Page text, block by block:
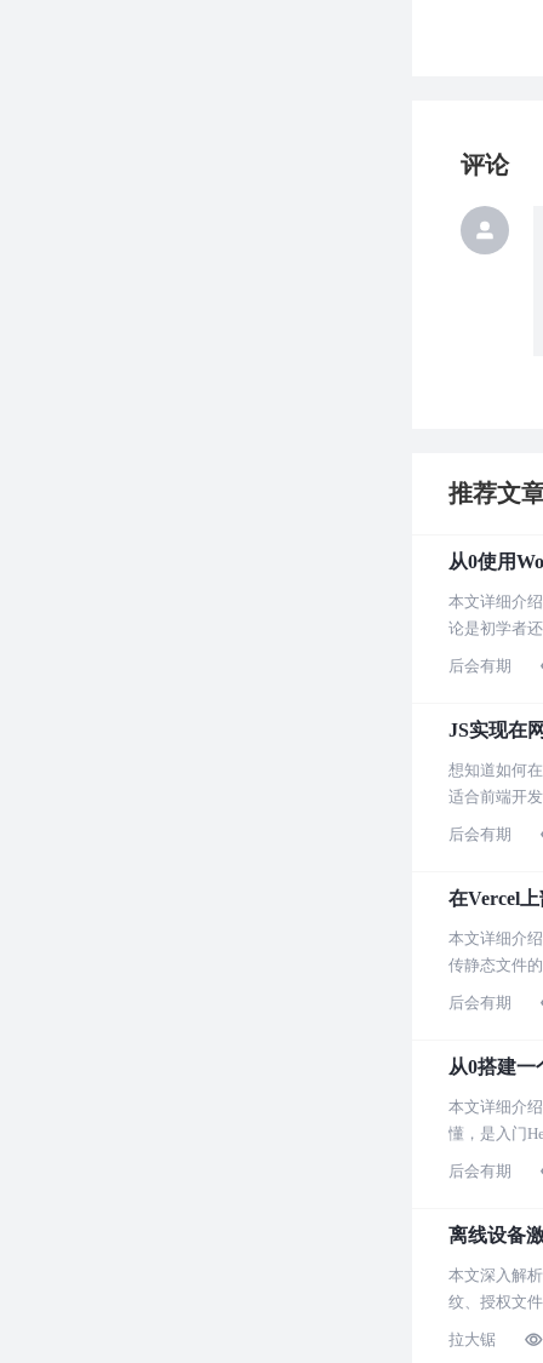
评论
推荐文
从0使用
本文详细介
论是初学者
后会有期
JS实现在
想知道如何
适合前端开
后会有期
在Vercel
本文详细介
传静态文件
后会有期
从0搭建一
本文详细介
懂，是入门
后会有期
离线设备
本文深入解
纹、授权文
拉大锯